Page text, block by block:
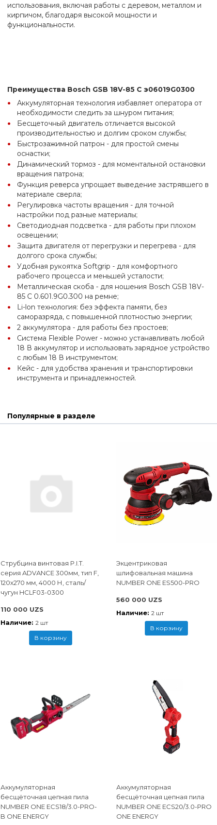
использования, включая работы с деревом, металлом и
кирпичом, благодаря высокой мощности и
функциональности.
Преимущества Bosch GSB 18V-85 C э06019G0300
Аккумуляторная технология избавляет оператора от
необходимости следить за шнуром питания;
Бесщеточный двигатель отличается высокой
производительностью и долгим сроком службы;
Быстрозажимной патрон - для простой смены
оснастки;
Динамический тормоз - для моментальной остановки
вращения патрона;
Функция реверса упрощает выведение застрявшего в
материале сверла;
Регулировка частоты вращения - для точной
настройки под разные материалы;
Светодиодная подсветка - для работы при плохом
освещении;
Защита двигателя от перегрузки и перегрева - для
долгого срока службы;
Удобная рукоятка Softgrip - для комфортного
рабочего процесса и меньшей усталости;
Металлическая скоба - для ношения Bosch GSB 18V-
85 C 0.601.9G0.300 на ремне;
Li-lon технология: без эффекта памяти, без
саморазряда, с повышенной плотностью энергии;
2 аккумулятора - для работы без простоев;
Система Flexible Power - можно устанавливать любой
18 В аккумулятор и использовать зарядное устройство
с любым 18 В инструментом;
Кейс - для удобства хранения и транспортировки
инструмента и принадлежностей.
Популярные в разделе
Струбцина винтовая P.I.T.
cерия ADVANCE 300мм, тип F,
120x270 мм, 4000 Н, сталь/
чугун HCLF03-0300
110 000 UZS
Наличие: 2 шт
В корзину
Экцентриковая
шлифовальная машина
NUMBER ONE ES500-PRO
560 000 UZS
Наличие: 2 шт
В корзину
Аккумуляторная
бесщёточная цепная пила
NUMBER ONE ECS18/3.0-PRO-
B ONE ENERGY
Аккумуляторная
бесщёточная цепная пила
NUMBER ONE ECS20/3.0-PRO
ONE ENERGY